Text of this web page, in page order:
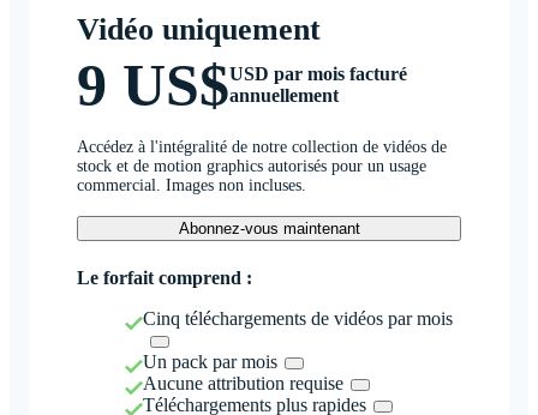
Vidéo uniquement
9 US$USD par mois facturé
annuellement
Accédez à l'intégralité de notre collection de vidéos de
stock et de motion graphics autorisés pour un usage
commercial. Images non incluses.
Abonnez-vous maintenant
Le forfait comprend :
Cinq téléchargements de vidéos par mois
Un pack par mois
Aucune attribution requise
Téléchargements plus rapides